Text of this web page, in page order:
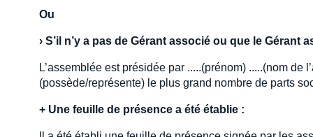
Ou
› S’il n’y a pas de Gérant associé ou que le Gérant
L’assemblée est présidée par .....(prénom) .....(nom
(possède/représente) le plus grand nombre de parts
+ Une feuille de présence a été établie :